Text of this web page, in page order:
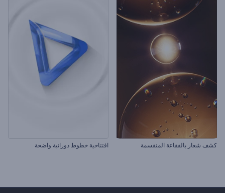
كشف شعار بالفقاعة المنقسمة افتتاحية خطوط دورانية واضحة